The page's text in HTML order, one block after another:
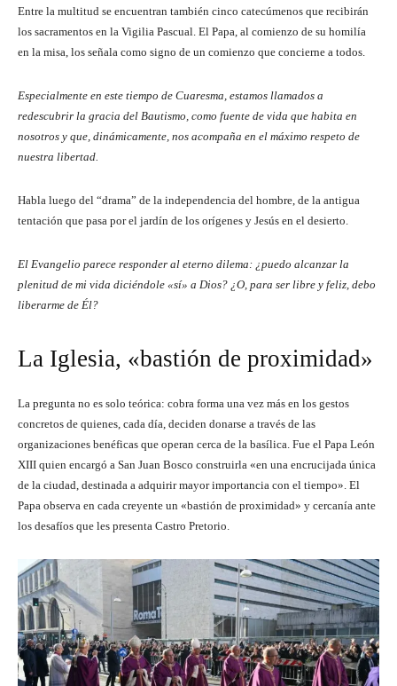
Entre la multitud se encuentran también cinco catecúmenos que recibirán
los sacramentos en la Vigilia Pascual. El Papa, al comienzo de su homilía
en la misa, los señala como signo de un comienzo que concierne a todos.
Especialmente en este tiempo de Cuaresma, estamos llamados a
redescubrir la gracia del Bautismo, como fuente de vida que habita en
nosotros y que, dinámicamente, nos acompaña en el máximo respeto de
nuestra libertad.
Habla luego del “drama” de la independencia del hombre, de la antigua
tentación que pasa por el jardín de los orígenes y Jesús en el desierto.
El Evangelio parece responder al eterno dilema: ¿puedo alcanzar la
plenitud de mi vida diciéndole «sí» a Dios? ¿O, para ser libre y feliz, debo
liberarme de Él?
La Iglesia, «bastión de proximidad»
La pregunta no es solo teórica: cobra forma una vez más en los gestos
concretos de quienes, cada día, deciden donarse a través de las
organizaciones benéficas que operan cerca de la basílica. Fue el Papa León
XIII quien encargó a San Juan Bosco construirla «en una encrucijada única
de la ciudad, destinada a adquirir mayor importancia con el tiempo». El
Papa observa en cada creyente un «bastión de proximidad» y cercanía ante
los desafíos que les presenta Castro Pretorio.